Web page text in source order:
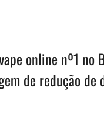
online nº1 no
de redução